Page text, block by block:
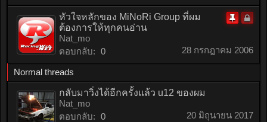
หัวใจหลักของ MiNoRi Group ที่ผม
ต้องการให้ทุกคนอ่าน
Nat_mo
ตอบกลับ: 0 28 กรกฎาคม 2006
Normal threads
กลับมาวิ่งได้อีกครั้งแล้ว u12 ของผม
Nat_mo
ตอบกลับ: 0 20 มิถุนายน 2017